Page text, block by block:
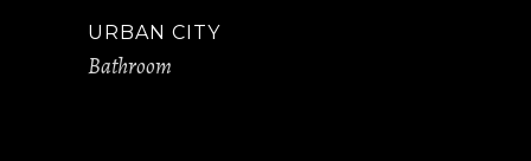
URBAN CITY
Bathroom